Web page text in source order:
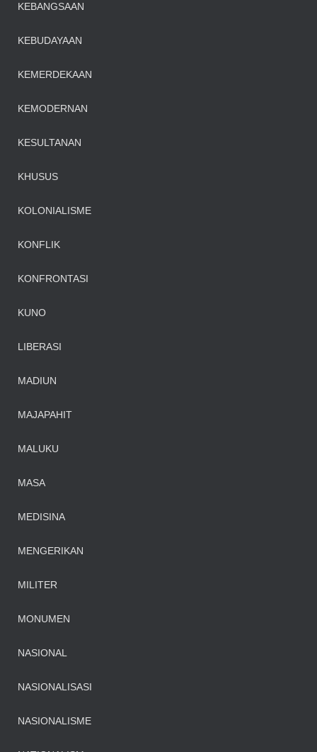
KEBANGSAAN
KEBUDAYAAN
KEMERDEKAAN
KEMODERNAN
KESULTANAN
KHUSUS
KOLONIALISME
KONFLIK
KONFRONTASI
KUNO
LIBERASI
MADIUN
MAJAPAHIT
MALUKU
MASA
MEDISINA
MENGERIKAN
MILITER
MONUMEN
NASIONAL
NASIONALISASI
NASIONALISME